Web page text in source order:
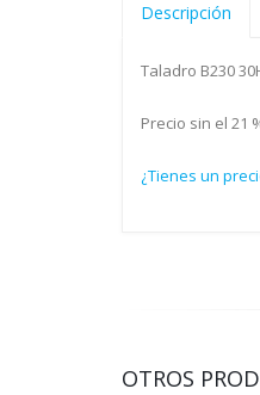
Descripción
Taladro B230
Precio sin el 21
¿Tienes un
OTROS